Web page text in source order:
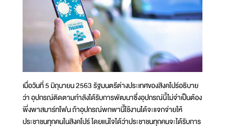
เมื่อวันที่ 5 มิถุนายน 2563 รัฐมนตรีต่างประเทศของสิงคโปร์อธิบาย
ว่า อุปกรณ์ติดตามกำลังได้รับการพัฒนาซึ่งอุปกรณ์นี้ไม่จำเป็นต้อง
พึ่งพาสมาร์ทโฟน ถ้าอุปกรณ์พกพานี้ใช้งานได้จะแจกจ่ายให้
ประชาชนทุกคนในสิงคโปร์ โดยแน่ใจได้ว่าประชาชนทุกคนจะได้รับการ